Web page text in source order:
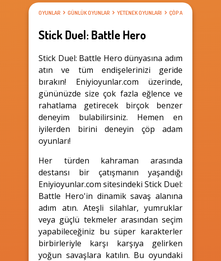
OYUNLAR GÜNLÜK OYUNLAR YETENEK OYUNLARI ÇÖP ADAM OYUNLARI
Stick Duel: Battle Hero
Stick Duel: Battle Hero dünyasına adım
atın ve tüm endişelerinizi geride
bırakın! Eniyioyunlar.com üzerinde,
gününüzde size çok fazla eğlence ve
rahatlama getirecek birçok benzer
deneyim bulabilirsiniz. Hemen en
iyilerden birini deneyin çöp adam
oyunları!
Her türden kahraman arasında
destansı bir çatışmanın yaşandığı
Eniyioyunlar.com sitesindeki Stick Duel:
Battle Hero'in dinamik savaş alanına
adım atın. Ateşli silahlar, yumruklar
veya güçlü tekmeler arasından seçim
yapabileceğiniz bu süper karakterler
birbirleriyle karşı karşıya gelirken
yoğun savaşlara katılın. Bu oyundaki